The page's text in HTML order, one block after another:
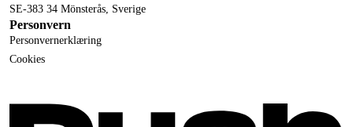
SE-383 34 Mönsterås, Sverige
Personvern
Personvernerklæring
Cookies